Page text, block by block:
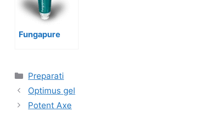
Fungapure
Categories
Preparati
Optimus gel
Potent Axe